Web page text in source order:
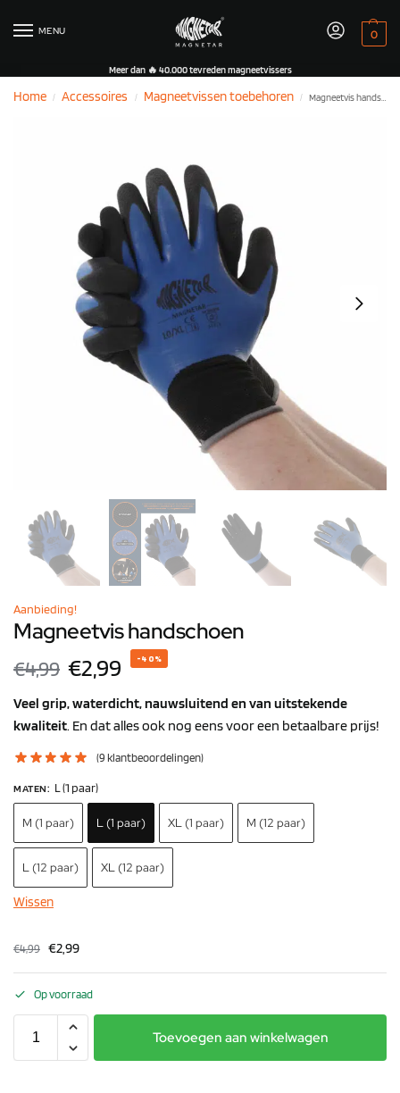
MENU 0
Meer dan 🔥 40.000 tevreden magneetvissers
Home / Accessoires / Magneetvissen toebehoren / Magneetvis handschoen
Aanbieding!
Magneetvis handschoen
€4,99 €2,99 -40%
Veel grip, waterdicht, nauwsluitend en van uitstekende
kwaliteit. En dat alles ook nog eens voor een betaalbare prijs!
(9 klantbeoordelingen)
MATEN: L (1 paar)
M (1 paar) L (1 paar) XL (1 paar) M (12 paar)
L (12 paar) XL (12 paar)
Wissen
€4,99 €2,99
Op voorraad
Toevoegen aan winkelwagen